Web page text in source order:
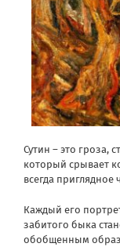
Сутин – это гроза,
который срывает
всегда приглядное
Каждый его
забитого быка
обобщенным